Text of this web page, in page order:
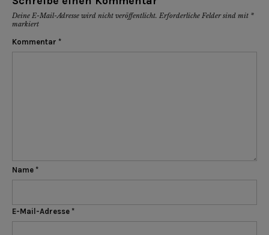
Deine E-Mail-Adresse wird nicht veröffentlicht. Erforderliche Felder sind mit *
markiert
Kommentar *
Name *
E-Mail-Adresse *